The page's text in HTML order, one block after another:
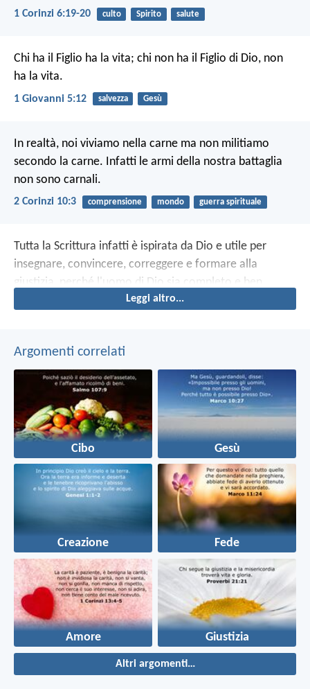
1 Corinzi 6:19-20 culto Spirito salute
Chi ha il Figlio ha la vita; chi non ha il Figlio di Dio, non
ha la vita.
1 Giovanni 5:12 salvezza Gesù
In realtà, noi viviamo nella carne ma non militiamo
secondo la carne. Infatti le armi della nostra battaglia
non sono carnali.
2 Corinzi 10:3 comprensione mondo guerra spirituale
Tutta la Scrittura infatti è ispirata da Dio e utile per
insegnare, convincere, correggere e formare alla
giustizia, perché l'uomo di Dio sia completo e ben
preparato per ogni opera buona.
Leggi altro...
Argomenti correlati
Cibo Gesù
Creazione Fede
Amore Giustizia
Altri argomenti…